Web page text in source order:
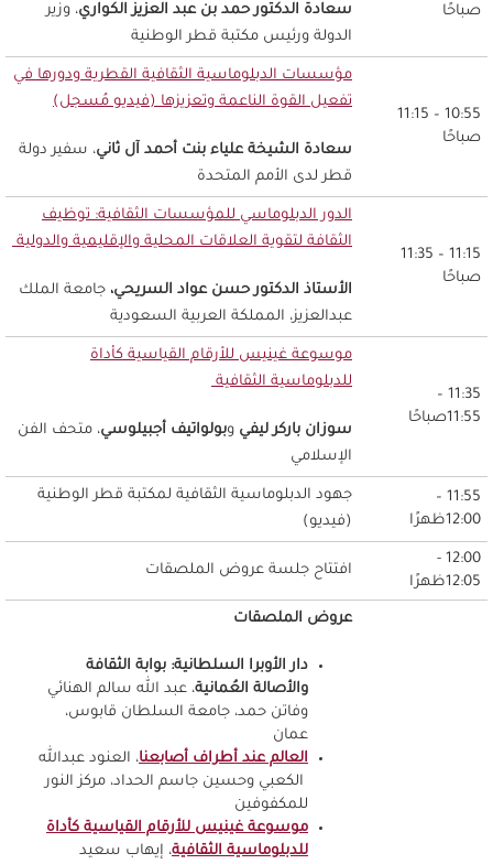
صباحًا
سعادة الدكتور حمد بن عبد العزيز الكواري، وزير
الدولة ورئيس مكتبة قطر الوطنية
10:55 – 11:15
صباحًا
مؤسسات الدبلوماسية الثقافية القطرية ودورها في
تفعيل القوة الناعمة وتعزيزها (فيديو مُسجل)
سعادة الشيخة علياء بنت أحمد آل ثاني، سفير دولة
قطر لدى الأمم المتحدة
11:15 – 11:35
صباحًا
الدور الدبلوماسي للمؤسسات الثقافية: توظيف
الثقافة لتقوية العلاقات المحلية والإقليمية والدولية
الأستاذ الدكتور حسن عواد السريحي، جامعة الملك
عبدالعزيز، المملكة العربية السعودية
11:35 –
11:55صباحًا
موسوعة غينيس للأرقام القياسية كأداة
للدبلوماسية الثقافية
سوزان باركر ليفي وبولواتيف أجبيلوسي، متحف الفن
الإسلامي
11:55 –
12:00ظهرًا
جهود الدبلوماسية الثقافية لمكتبة قطر الوطنية
(فيديو)
12:00 -
12:05ظهرًا
افتتاح جلسة عروض الملصقات
عروض الملصقات
دار الأوبرا السلطانية: بوابة الثقافة
والأصالة العُمانية، عبد الله سالم الهنائي
وفاتن حمد، جامعة السلطان قابوس،
عمان
العالم عند أطراف أصابعنا، العنود عبدالله
الكعبي وحسين جاسم الحداد، مركز النور
للمكفوفين
موسوعة غينيس للأرقام القياسية كأداة
للدبلوماسية الثقافية، إيهاب سعيد